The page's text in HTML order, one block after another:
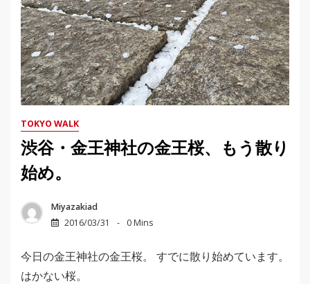
TOKYO WALK
渋谷・金王神社の金王桜、もう散り
始め。
Miyazakiad
2016/03/31
0 Mins
今日の金王神社の金王桜。 すでに散り始めています。
はかない桜。